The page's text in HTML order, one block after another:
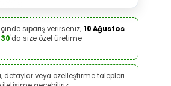
sipariş verirseniz; 10 Ağustos
'da size özel üretime
detaylar veya özelleştirme talepleri